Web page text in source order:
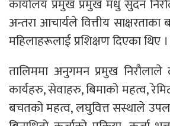
कार्यालय प्रमुख प्रमुख मधु सुदन
अन्तरा आचार्यले वित्तीय साक्षरताका
महिलाहरूलाई प्रशिक्षण दिएका थिए ।
तालिममा अनुगमन प्रमुख निरौलाले
कार्यहरु, सेवाहरु, बिमाको महत्व,
बचतको महत्व, लघुवित्त सस्थाले